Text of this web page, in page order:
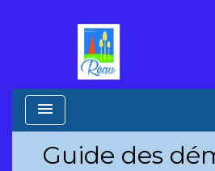
menu
Guide des